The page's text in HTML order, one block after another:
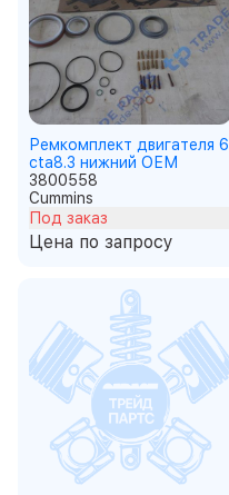
Ремкомплект двигателя 6
cta8.3 нижний ОЕМ
3800558
Cummins
Под заказ
Цена по запросу